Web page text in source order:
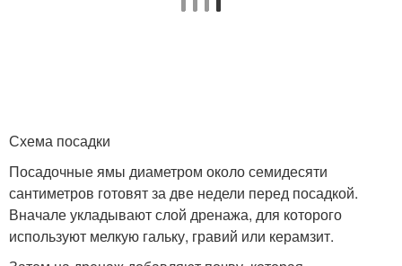
Схема посадки
Посадочные ямы диаметром около семидесяти
сантиметров готовят за две недели перед посадкой.
Вначале укладывают слой дренажа, для которого
используют мелкую гальку, гравий или керамзит.